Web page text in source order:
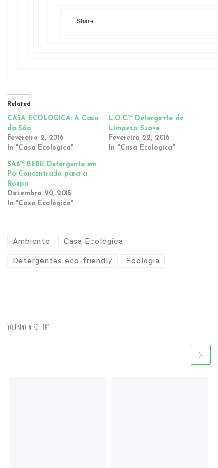
Share
Related
CASA ECOLÓGICA: A Casa
da São
Fevereiro 2, 2016
In "Casa Ecológica"
L.O.C.™ Detergente de
Limpeza Suave
Fevereiro 22, 2016
In "Casa Ecológica"
SA8™ BEBÉ Detergente em
Pó Concentrado para a
Roupa
Dezembro 20, 2015
In "Casa Ecológica"
Ambiente Casa Ecológica
Detergentes eco-friendly Ecologia
YOU MAY ALSO LIKE